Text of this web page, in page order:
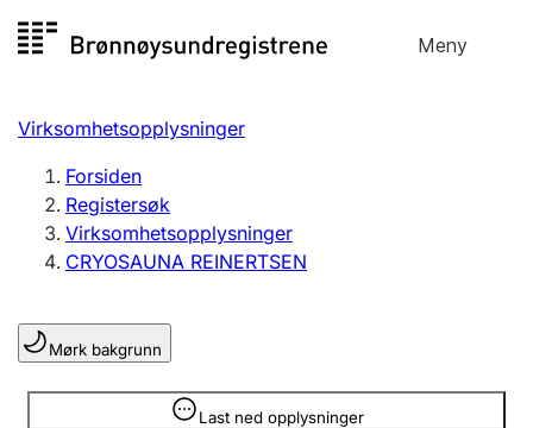
til
Meny
Registersøk
Aksjeselskap
Enkeltpersonforetak
Registrere, endre, slette
Lag og forening
Registrere, endre, slette
Virksomhetsopplysninger
Forsiden
Registersøk
Virksomhetsopplysninger
CRYOSAUNA REINERTSEN
Mørk bakgrunn
Last ned opplysninger
Opplysninger er skjult